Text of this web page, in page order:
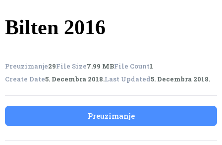
Bilten 2016
Preuzimanje29File Size7.99 MBFile Count1
Create Date5. Decembra 2018.Last Updated5. Decembra 2018.
Preuzimanje